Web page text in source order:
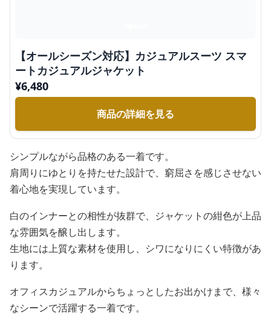
【オールシーズン対応】カジュアルスーツ スマ
ートカジュアルジャケット
¥6,480
商品の詳細を見る
シンプルながら品格のある一着です。
肩周りにゆとりを持たせた設計で、窮屈さを感じさせない
着心地を実現しています。
白のインナーとの相性が抜群で、ジャケットの紺色が上品
な雰囲気を醸し出します。
生地には上質な素材を使用し、シワになりにくい特徴があ
ります。
オフィスカジュアルからちょっとしたお出かけまで、様々
なシーンで活躍する一着です。